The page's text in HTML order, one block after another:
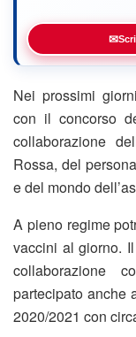
✉
Nei prossimi
con il concorso
collaborazione
Rossa, del
e del mondo
A pieno regime
vaccini al giorno.
collaborazione
partecipato anche
2020/2021 con